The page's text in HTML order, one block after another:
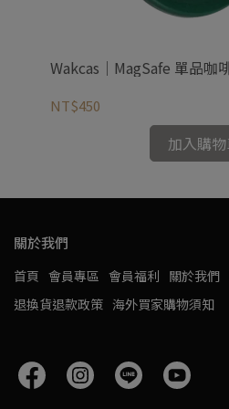
Wakcas｜MagSafe 單品咖
NT$450
加入購
關於我們
首頁 會員專區 會員福利 關於我們
退換貨退款政策 海外買家購物須知